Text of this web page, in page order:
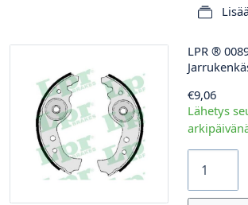
LPR ®
€9,06
Lähetys